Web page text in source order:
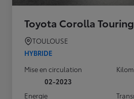
Toyota Corolla
TOULOUSE
HYBRIDE
Mise en circulation
02-2023
Energie